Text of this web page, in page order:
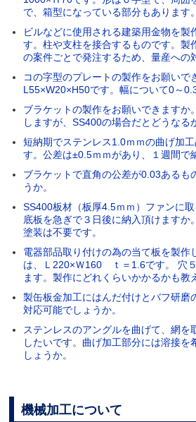
で、箱型になっている部分もあります。
ビルなどに使用される建築用金物を製
す。柱や支柱を接合するものです。製
の案件ごとで発注するため、量産への
コの字型のプレートの製作をお願いで
L55×W20×H50です。幅について0～
ブラケットの製作をお願いできますか
しますが、SS400の場合だとどうなる
短納期でステンレス1.0ｍｍの曲げ加
す。公差は±0.5ｍｍがあり、１週間で
ブラケットで直角の公差が0.03あるも
うか。
SS400板材（板厚4.5ｍｍ）ファンに
底板を急ぎで３日後に納入頂けます
塗装は不要です。
電器部品取り付けの為の当て板を製作
は、Ｌ220×Ｗ160 ｔ＝1.6です。 穴
ます。製作にどれくらいかかるかも教
製缶板金加工にはんだ付けとバフ研磨
対応可能でしょうか。
ステンレスのアングルを曲げて、網を
したいです。曲げ加工部分には溶接を
しょうか。
機械加工について